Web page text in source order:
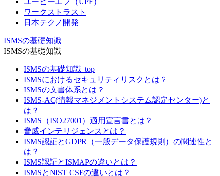
ユーピーエフ（UPF）
ワークストラスト
日本テクノ開発
ISMSの基礎知識
ISMSの基礎知識
ISMSの基礎知識_top
ISMSにおけるセキュリティリスクとは？
ISMSの文書体系とは？
ISMS-AC(情報マネジメントシステム認定センター)と
は？
ISMS（ISO27001）適用宣言書とは？
脅威インテリジェンスとは？
ISMS認証とGDPR（一般データ保護規則）の関連性と
は？
ISMS認証とISMAPの違いとは？
ISMSとNIST CSFの違いとは？